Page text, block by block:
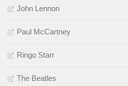
John Lennon
Paul McCartney
Ringo Starr
The Beatles